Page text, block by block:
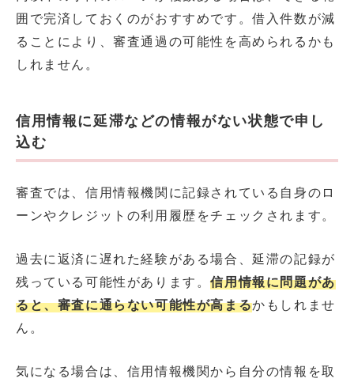
囲で完済しておくのがおすすめです。借入件数が減
ることにより、審査通過の可能性を高められるかも
しれません。
信用情報に延滞などの情報がない状態で申し
込む
審査では、信用情報機関に記録されている自身のロ
ーンやクレジットの利用履歴をチェックされます。
過去に返済に遅れた経験がある場合、延滞の記録が
残っている可能性があります。信用情報に問題があ
ると、審査に通らない可能性が高まるかもしれませ
ん。
気になる場合は、信用情報機関から自分の情報を取